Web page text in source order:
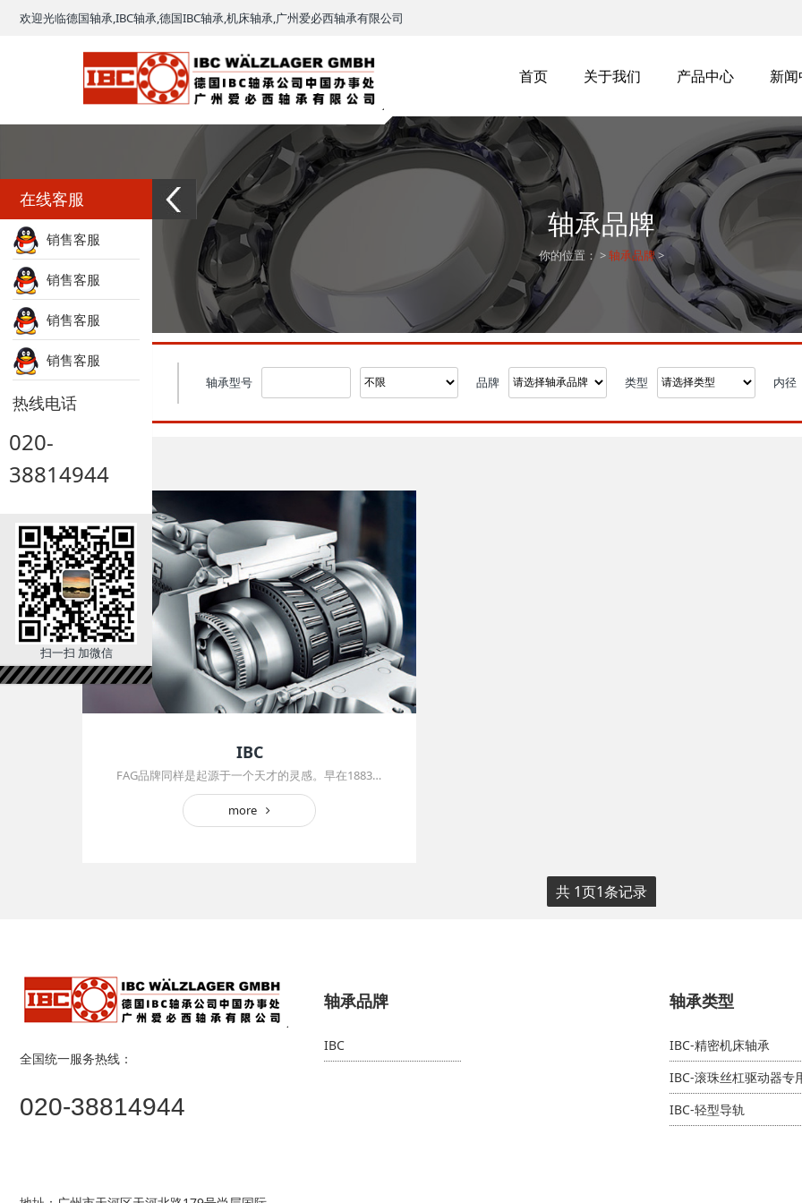
欢迎光临德国轴承,IBC轴承,德国IBC轴承,机床轴承,广州爱必西轴承有限公司
首页 关于我们 产品中心 新
轴承品牌
你的位置：>轴承品牌>
型号查询 轴承型号 品牌 类型 内径
IBC
FAG品牌同样是起源于一个天才的灵感。早在1883年，在德国的施魏因福特(Schweinfurt)小城，弗里德里希 弗舍尔(Friedrich Fischer)设计了一种专用钢球磨床，使得利用研磨工艺生产出完全球体的
more
共 1页1条记录
全国统一服务热线：
020-38814944
轴承品牌
IBC
轴承类型
IBC-精密机床轴承
IBC-滚珠丝杠驱动器专
IBC-轻型导轨
在线客服
销售客服
销售客服
销售客服
销售客服
热线电话
020-
38814944
扫一扫 加微信